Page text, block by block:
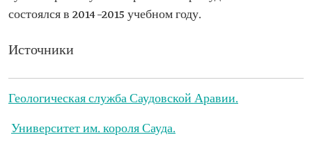
состоялся в 2014–2015 учебном году.
Источники
Геологическая служба Саудовской Аравии.
Университет им. короля Сауда.